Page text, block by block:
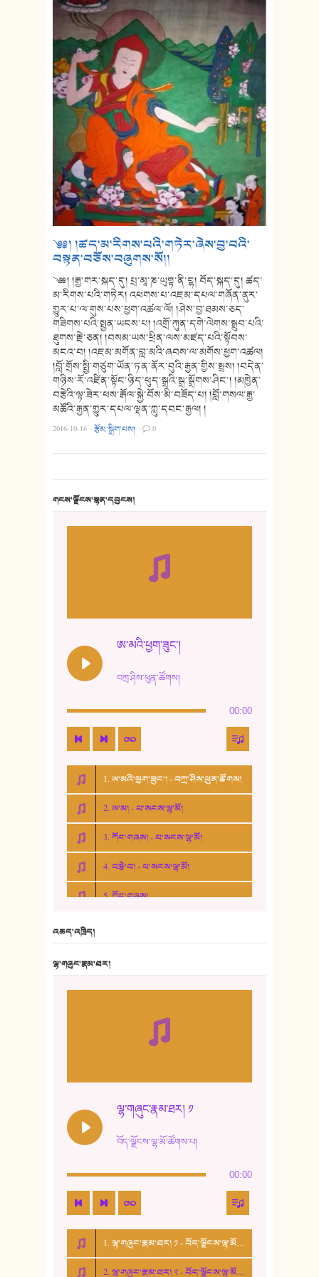
༄༅། །ཚད་མ་རིགས་པའི་གཏེར་ཞེས་བྱ་བའི་
བསྟན་བཅོས་བཞུགས་སོ།།
༄༅། །རྒྱ་གར་སྐད་དུ། པྲ་མཱ་ཎ་ཡུགྟ་ནི་ངྷ། བོད་སྐད་དུ། ཚད་
མ་རིགས་པའི་གཏེར། འཕགས་པ་འཇམ་དཔལ་གཞོན་ནུར་
གྱུར་པ་ལ་གུས་པས་ཕྱག་འཚལ་ལོ། །ཤེས་བྱ་ཐམས་ཅད་
གཟིགས་པའི་སྤྱན་ཡངས་པ། །འགྲོ་ཀུན་དགེ་ལེགས་སྒྲུབ་པའི་
ཐུགས་རྗེ་ཅན། །བསམ་ཡས་ཕྲིན་ལས་མཛད་པའི་སྟོབས་
མངའ་བ། །འཇམ་མགོན་བླ་མའི་ཞབས་ལ་མགོས་ཕྱག་འཚལ།
།བློ་གྲོས་སྤྱི་གཙུག་ཡོན་ཏན་ནོར་བུའི་རྒྱན་གྱིས་སྤྲས། །བདེན་
གཉིས་རོ་འཛིན་སྟོང་ཉིད་ཕུད་སྒྲའི་སྒྲ་སྒྲོགས་ཤིང་། །མཁྱེན་
བརྩེའི་ལྟ་ཟེར་ཕས་རྒོལ་སྐྱེ་བོས་མི་བཟོད་པ། །བློ་གསལ་རྒྱ་
མཚོའི་རྒྱན་གྱུར་དཔལ་ལྡན་ཀླུ་དབང་རྒྱལ། །
2016-10-16 ·རྩོམ་སྒྲིག་པས། · 0
གངས་ལྗོངས་སྙན་དབྱངས།
ཨ་མའི་ཕྱག་ཟུང་།
བཀྲ་ཤིས་ཕུན་ཚོགས།
00:00
1. ཨ་མའི་ཕྱག་ཟུང་། - བཀྲ་ཤིས་ཕུན་ཚོགས།
2. ཨ་མ། - པ་སངས་ལྷ་མོ།
3. ཀོང་གཞས། - པ་སངས་ལྷ་མོ།
4. བརྩེ་བ། - པ་སངས་ལྷ་མོ།
5. ཀོང་གཞས།
10. ཆང་གཞས། ༣
15. ཤམ་པ་ལ་ཡི་སྲས་མོ།
16. ལྷ་བུ་དར་བུ།
17. ང་བོད་པ་ཡིན། - ཕུར་བུ་རྣམ་རྒྱལ།
འཆད་འཁྲིད།
ལྷ་གཞུང་རྣམ་ཐར།
ལྷ་གཞུང་རྣམ་ཐར། ༡
བོད་ལྗོངས་ལྷ་མོ་ཚོགས་པ།
00:00
1. ལྷ་གཞུང་རྣམ་ཐར། ༡ - བོད་ལྗོངས་ལྷ་མོ་ཚོགས་པ།
2. ལྷ་གཞུང་རྣམ་ཐར། ༢ - བོད་ལྗོངས་ལྷ་མོ་ཚོགས་པ།